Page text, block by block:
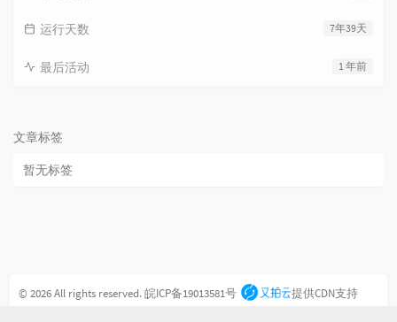
7年39天
运行天数
1 年前
最后活动
文章标签
暂无标签
© 2026 All rights reserved.皖ICP备19013581号 提供CDN支持